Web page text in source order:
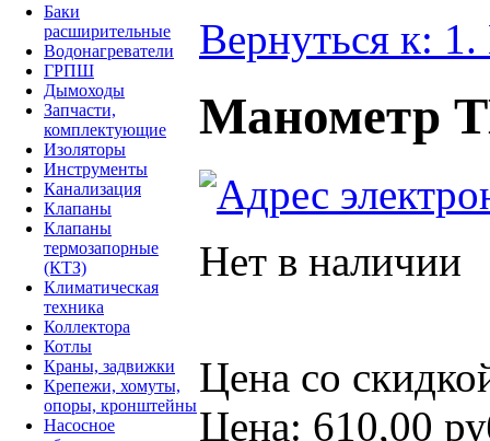
Баки
расширительные
Водонагреватели
ГРПШ
Дымоходы
Запчасти,
комплектующие
Изоляторы
Инструменты
Канализация
Клапаны
Клапаны
термозапорные
(КТЗ)
Климатическая
техника
Коллектора
Котлы
Краны, задвижки
Крепежи, хомуты,
опоры, кронштейны
Насосное
Вернуться к:
Манометр
Нет в наличии
Цена со
Цена: 610,00